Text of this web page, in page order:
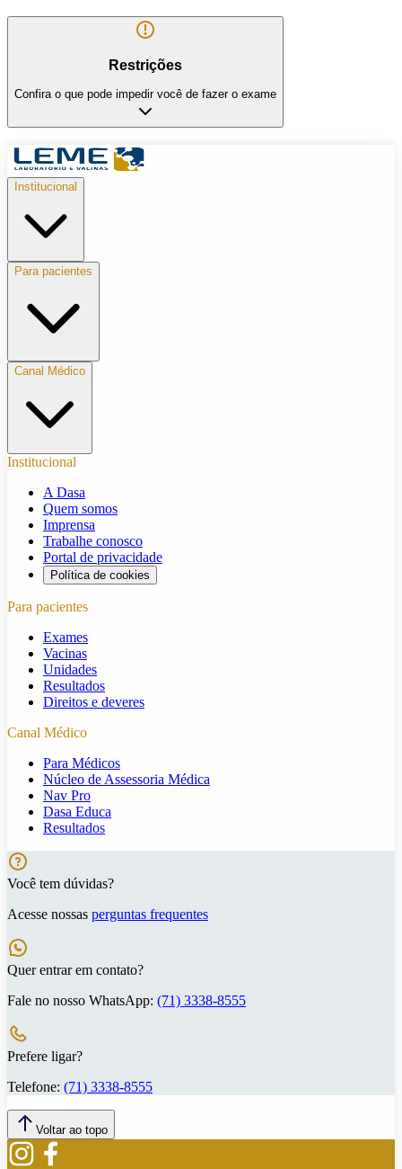
Restrições
Confira o que pode impedir você de fazer o exame
Institucional
Para pacientes
Canal Médico
Institucional
A Dasa
Quem somos
Imprensa
Trabalhe conosco
Portal de privacidade
Política de cookies
Para pacientes
Exames
Vacinas
Unidades
Resultados
Direitos e deveres
Canal Médico
Para Médicos
Núcleo de Assessoria Médica
Nav Pro
Dasa Educa
Resultados
Você tem dúvidas?
Acesse nossas perguntas frequentes
Quer entrar em contato?
Fale no nosso WhatsApp: (71) 3338-8555
Prefere ligar?
Telefone: (71) 3338-8555
Voltar ao topo